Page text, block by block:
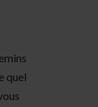
quel